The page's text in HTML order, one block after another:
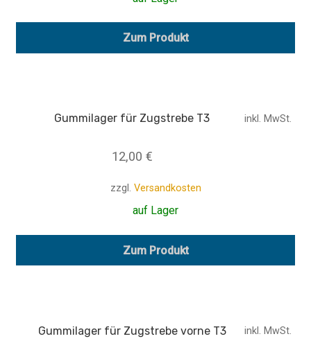
Zum Produkt
Gummilager für Zugstrebe T3
12,00 €
inkl. MwSt.
zzgl. Versandkosten
auf Lager
Zum Produkt
Gummilager für Zugstrebe vorne T3 inkl. MwSt.